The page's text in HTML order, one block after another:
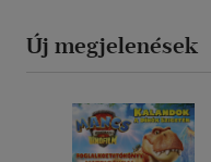
Új megjelenések